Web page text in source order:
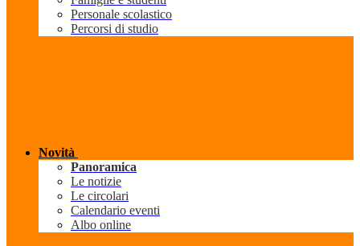
Personale scolastico
Percorsi di studio
Novità
Panoramica
Le notizie
Le circolari
Calendario eventi
Albo online